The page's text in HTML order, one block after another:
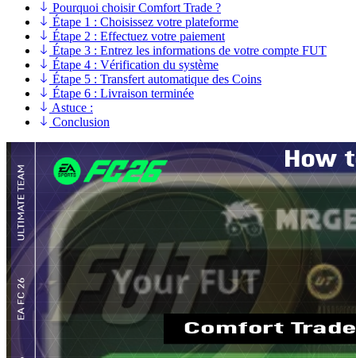
Pourquoi choisir Comfort Trade ?
Étape 1 : Choisissez votre plateforme
Étape 2 : Effectuez votre paiement
Étape 3 : Entrez les informations de votre compte FUT
Étape 4 : Vérification du système
Étape 5 : Transfert automatique des Coins
Étape 6 : Livraison terminée
Astuce :
Conclusion